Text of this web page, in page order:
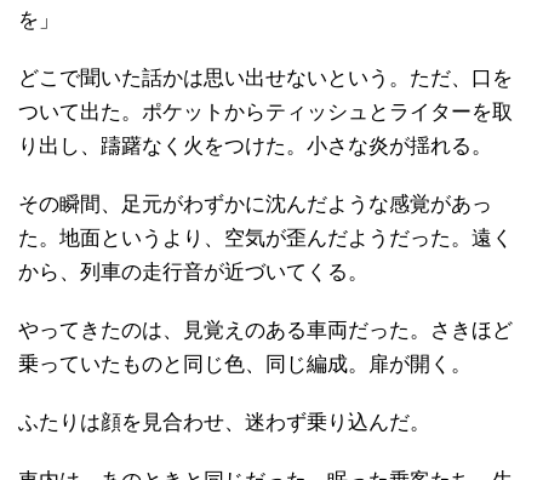
を」
どこで聞いた話かは思い出せないという。ただ、口を
ついて出た。ポケットからティッシュとライターを取
り出し、躊躇なく火をつけた。小さな炎が揺れる。
その瞬間、足元がわずかに沈んだような感覚があっ
た。地面というより、空気が歪んだようだった。遠く
から、列車の走行音が近づいてくる。
やってきたのは、見覚えのある車両だった。さきほど
乗っていたものと同じ色、同じ編成。扉が開く。
ふたりは顔を見合わせ、迷わず乗り込んだ。